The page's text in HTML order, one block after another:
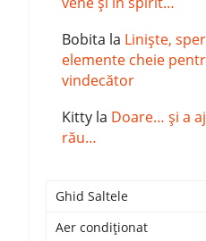
Bobita la Liniște,
elemente cheie
vindecător
Kitty la Doare… și a
rău…
Ghid Saltele
Aer condiționat